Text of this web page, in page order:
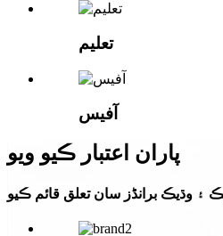
تعليم
آفيس
پاران اعتبار ڪيو ويو
۽ وڌيڪ برانڈز سان تعلق قائم ڪيو